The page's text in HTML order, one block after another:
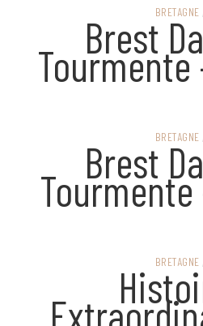
BRETAGNE
Brest
Tourmente
BRETAGNE
Brest
Tourmente
BRETAGNE